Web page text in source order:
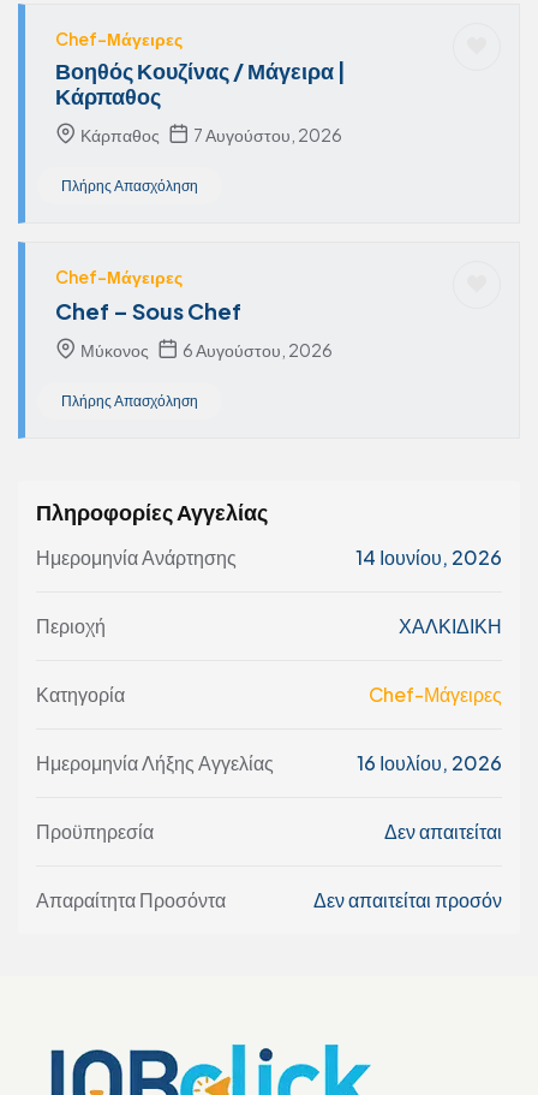
Chef-Μάγειρες
Βοηθός Κουζίνας / Μάγειρα |
Κάρπαθος
Κάρπαθος 7 Αυγούστου, 2026
Πλήρης Απασχόληση
Chef-Μάγειρες
Chef – Sous Chef
Μύκονος 6 Αυγούστου, 2026
Πλήρης Απασχόληση
Πληροφορίες Αγγελίας
Ημερομηνία Ανάρτησης 14 Ιουνίου, 2026
Περιοχή ΧΑΛΚΙΔΙΚΗ
Κατηγορία Chef-Μάγειρες
Ημερομηνία Λήξης Αγγελίας 16 Ιουλίου, 2026
Προϋπηρεσία Δεν απαιτείται
Απαραίτητα Προσόντα Δεν απαιτείται προσόν